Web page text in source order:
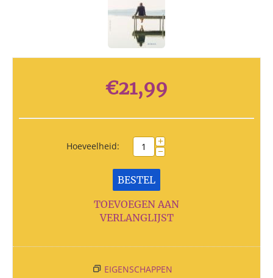
€21,99
Hoeveelheid: +
−
BESTEL
TOEVOEGEN AAN
VERLANGLIJST
EIGENSCHAPPEN